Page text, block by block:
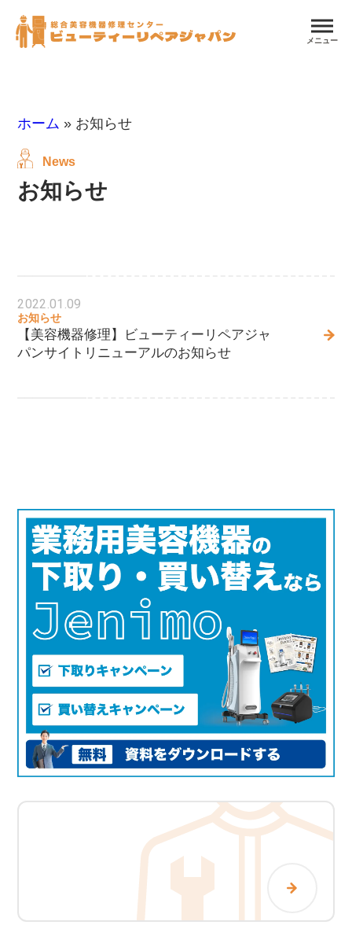
メニュー
ホーム » お知らせ
News
お知らせ
2022.01.09
お知らせ
【美容機器修理】ビューティーリペアジャ
パンサイトリニューアルのお知らせ